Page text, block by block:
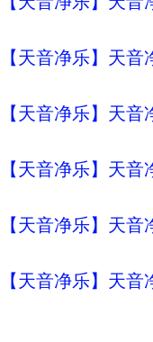
【天音净乐】天
【天音净乐】天
【天音净乐】天
【天音净乐】天
【天音净乐】天